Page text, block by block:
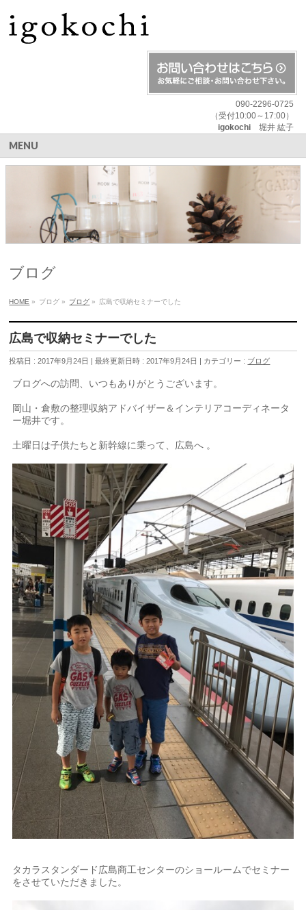
090-2296-0725
（受付10:00～17:00）
igokochi堀井 紘子
MENU
ブログ
HOME » ブログ » ブログ » 広島で収納セミナーでした
広島で収納セミナーでした
投稿日 : 2017年9月24日 最終更新日時 : 2017年9月24日 カテゴリー : ブログ
ブログへの訪問、いつもありがとうございます。
岡山・倉敷の整理収納アドバイザー＆インテリアコーディネータ
ー堀井です。
土曜日は子供たちと新幹線に乗って、広島へ 。
タカラスタンダード広島商工センターのショールームでセミナー
をさせていただきました。